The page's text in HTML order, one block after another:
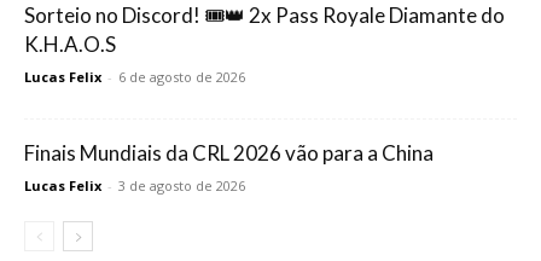
Sorteio no Discord! 🎟️👑 2x Pass Royale Diamante do
K.H.A.O.S
Lucas Felix - 6 de agosto de 2026
Finais Mundiais da CRL 2026 vão para a China
Lucas Felix - 3 de agosto de 2026